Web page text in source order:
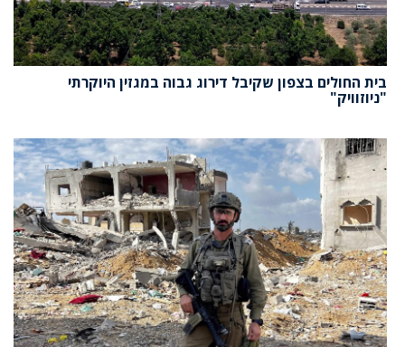
בית החולים בצפון שקיבל דירוג גבוה במגזין היוקרתי
"ניוזוויק"